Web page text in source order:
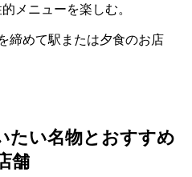
メニューを楽しむ。
締めて駅または夕食のお店
たい名物とおすすめ
舗